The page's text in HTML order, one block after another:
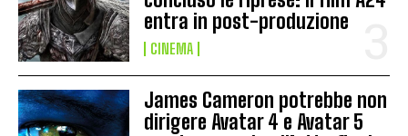
entra in post-produzione
CINEMA
James Cameron potrebbe non
dirigere Avatar 4 e Avatar 5